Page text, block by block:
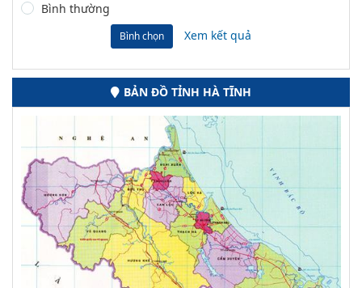
Bình thường
Bình chọn Xem kết quả
BẢN ĐỒ TỈNH HÀ TĨNH